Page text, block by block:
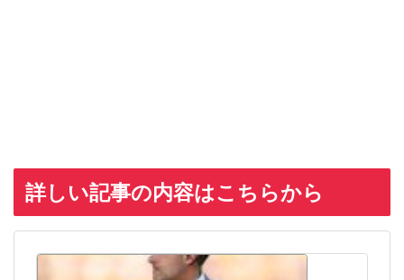
詳しい記事の内容はこちらから